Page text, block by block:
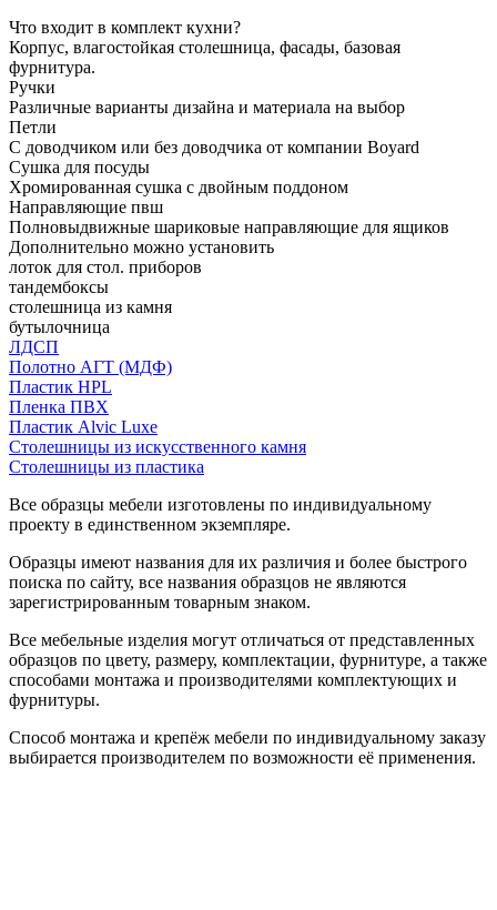
Что входит в комплект кухни?
Корпус, влагостойкая столешница, фасады, базовая
фурнитура.
Ручки
Различные варианты дизайна и материала на выбор
Петли
С доводчиком или без доводчика от компании Boyard
Сушка для посуды
Хромированная сушка с двойным поддоном
Направляющие пвш
Полновыдвижные шариковые направляющие для ящиков
Дополнительно можно установить
лоток для стол. приборов
тандембоксы
столешница из камня
бутылочница
ЛДСП
Полотно АГТ (МДФ)
Пластик HPL
Пленка ПВХ
Пластик Alvic Luxe
Столешницы из искусственного камня
Столешницы из пластика
Все образцы мебели изготовлены по индивидуальному
проекту в единственном экземпляре.
Образцы имеют названия для их различия и более быстрого
поиска по сайту, все названия образцов не являются
зарегистрированным товарным знаком.
Все мебельные изделия могут отличаться от представленных
образцов по цвету, размеру, комплектации, фурнитуре, а также
способами монтажа и производителями комплектующих и
фурнитуры.
Способ монтажа и крепёж мебели по индивидуальному заказу
выбирается производителем по возможности её применения.